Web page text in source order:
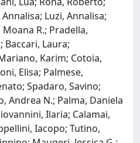
Luzi, Annalisa;
R.; Pradella,
Baccari, Laura;
Karim; Cotoia,
Elisa; Palmese,
Spadaro, Savino;
Andrea N.; Palma, Daniela
Ilaria; Calamai,
Iacopo; Tutino,